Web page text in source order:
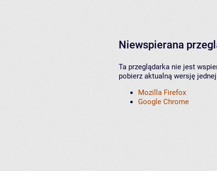
Niewspierana
Ta przeglądarka nie jest
pobierz aktualną wersję
Mozilla Firefox
Google Chrome